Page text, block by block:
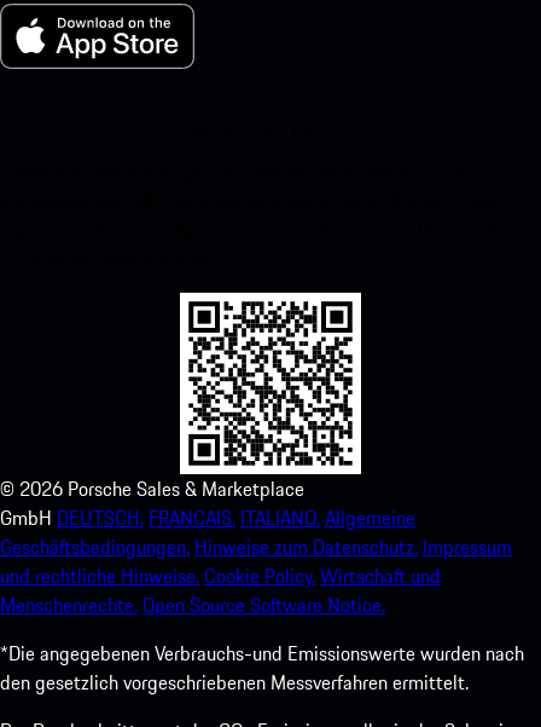
© 2026 Porsche Sales & Marketplace
GmbH DEUTSCH. FRANCAIS. ITALIANO.Allgemeine
Geschäftsbedingungen. Hinweise zum Datenschutz. Impressum
und rechtliche Hinweise.Cookie Policy.Wirtschaft und
Menschenrechte.Open Source Software Notice.
*Die angegebenen Verbrauchs-und Emissionswerte wurden nach
den gesetzlich vorgeschriebenen Messverfahren ermittelt.